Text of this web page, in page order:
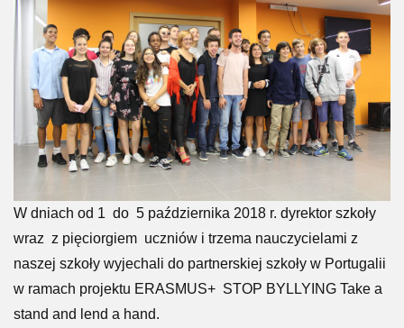
W dniach od 1 do 5 października 2018 r. dyrektor szkoły
wraz z pięciorgiem uczniów i trzema nauczycielami z
naszej szkoły wyjechali do partnerskiej szkoły w Portugalii
w ramach projektu ERASMUS+ STOP BYLLYING Take a
stand and lend a hand.